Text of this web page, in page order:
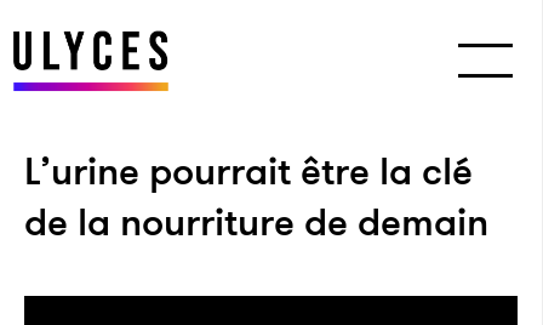
L’urine pourrait être la clé
de la nourriture de demain